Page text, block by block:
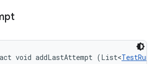
void addLastAttempt (List<